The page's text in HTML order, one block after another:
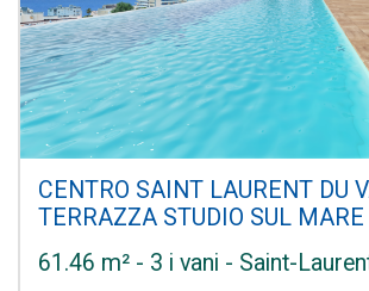
CENTRO SAINT LAURENT DU
TERRAZZA STUDIO SUL MARE
61.46 m² - 3 i vani - Saint-